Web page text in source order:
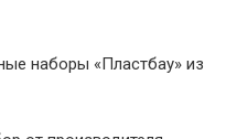
наборы «Пластбау» из